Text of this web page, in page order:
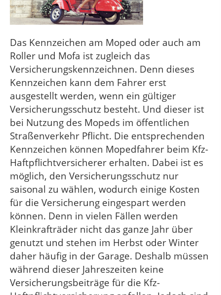
Das Kennzeichen am Moped oder auch am
Roller und Mofa ist zugleich das
Versicherungskennzeichnen. Denn dieses
Kennzeichen kann dem Fahrer erst
ausgestellt werden, wenn ein gültiger
Versicherungsschutz besteht. Und dieser ist
bei Nutzung des Mopeds im öffentlichen
Straßenverkehr Pflicht. Die entsprechenden
Kennzeichen können Mopedfahrer beim Kfz-
Haftpflichtversicherer erhalten. Dabei ist es
möglich, den Versicherungsschutz nur
saisonal zu wählen, wodurch einige Kosten
für die Versicherung eingespart werden
können. Denn in vielen Fällen werden
Kleinkrafträder nicht das ganze Jahr über
genutzt und stehen im Herbst oder Winter
daher häufig in der Garage. Deshalb müssen
während dieser Jahreszeiten keine
Versicherungsbeiträge für die Kfz-